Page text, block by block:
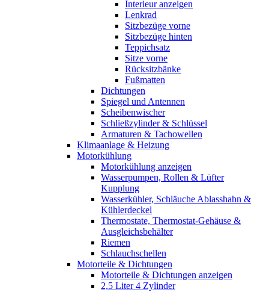
Interieur anzeigen
Lenkrad
Sitzbezüge vorne
Sitzbezüge hinten
Teppichsatz
Sitze vorne
Rücksitzbänke
Fußmatten
Dichtungen
Spiegel und Antennen
Scheibenwischer
Schließzylinder & Schlüssel
Armaturen & Tachowellen
Klimaanlage & Heizung
Motorkühlung
Motorkühlung anzeigen
Wasserpumpen, Rollen & Lüfter
Kupplung
Wasserkühler, Schläuche Ablasshahn &
Kühlerdeckel
Thermostate, Thermostat-Gehäuse &
Ausgleichsbehälter
Riemen
Schlauchschellen
Motorteile & Dichtungen
Motorteile & Dichtungen anzeigen
2,5 Liter 4 Zylinder